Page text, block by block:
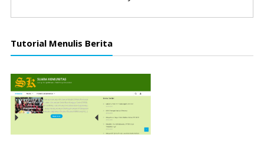
Tutorial Menulis Berita